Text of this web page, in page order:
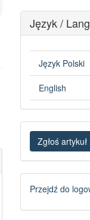
Język /
Język Polski
English
Zgłoś
artykuł
Zgłoś artykuł
Logowanie
Przejdź do